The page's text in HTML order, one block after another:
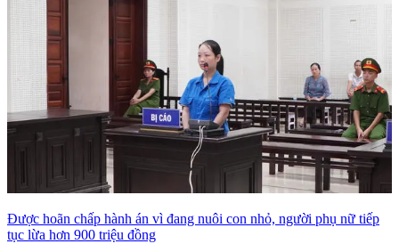
Được hoãn chấp hành án vì đang nuôi con nhỏ, người phụ nữ tiếp
tục lừa hơn 900 triệu đồng